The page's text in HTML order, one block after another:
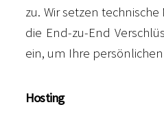
zu. Wir setzen
die End-zu-End
ein, um Ihre
Hosting